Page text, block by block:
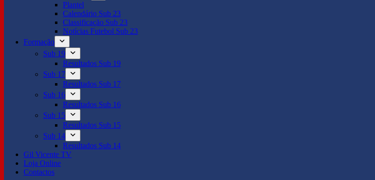
Plantel
Calendário Sub 23
Classificação Sub 23
Notícias Futebol Sub 23
Formação
Sub 19
Resultados Sub 19
Sub 17
Resultados Sub 17
Sub 16
Resultados Sub 16
Sub 15
Resultados Sub 15
Sub 14
Resultados Sub 14
Gil Vicente TV
Loja Online
Contactos